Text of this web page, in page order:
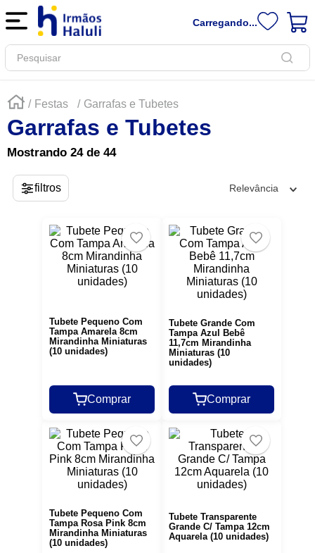
Carregando...
Pesquisar
Festas Garrafas e Tubetes
Garrafas e Tubetes
Mostrando 24 de 44
Relevância
Tubete Pequeno Com
Tampa Amarela 8cm
Mirandinha Miniaturas
(10 unidades)
Comprar
Tubete Grande Com
Tampa Azul Bebê
11,7cm Mirandinha
Miniaturas (10
unidades)
Comprar
Tubete Pequeno Com
Tampa Rosa Pink 8cm
Mirandinha Miniaturas
(10 unidades)
Tubete Transparente
Grande C/ Tampa 12cm
Aquarela (10 unidades)